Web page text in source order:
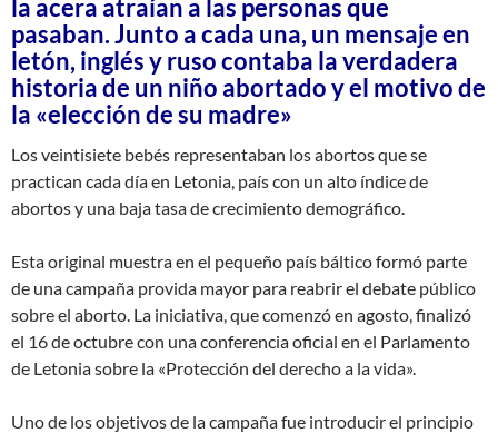
la acera atraían a las personas que
pasaban. Junto a cada una, un mensaje en
letón, inglés y ruso contaba la verdadera
historia de un niño abortado y el motivo de
la «elección de su madre»
Los veintisiete bebés representaban los abortos que se
practican cada día en Letonia, país con un alto índice de
abortos y una baja tasa de crecimiento demográfico.
Esta original muestra en el pequeño país báltico formó parte
de una campaña provida mayor para reabrir el debate público
sobre el aborto. La iniciativa, que comenzó en agosto, finalizó
el 16 de octubre con una conferencia oficial en el Parlamento
de Letonia sobre la «Protección del derecho a la vida».
Uno de los objetivos de la campaña fue introducir el principio